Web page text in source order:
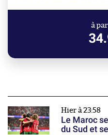
à
Hier à 23:58
Le Maroc
du Sud et